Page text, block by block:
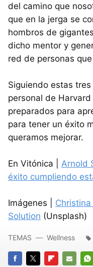
del camino que
que en la jerga se
hombros de
dicho mentor y
red de personas
Siguiendo estas
personal de
preparados para
para tener un éxito
queramos mejorar.
En Vitónica | Arnold
éxito cumpliendo
Imágenes | Christina
Solution (Unsplash)
TEMAS Wellness